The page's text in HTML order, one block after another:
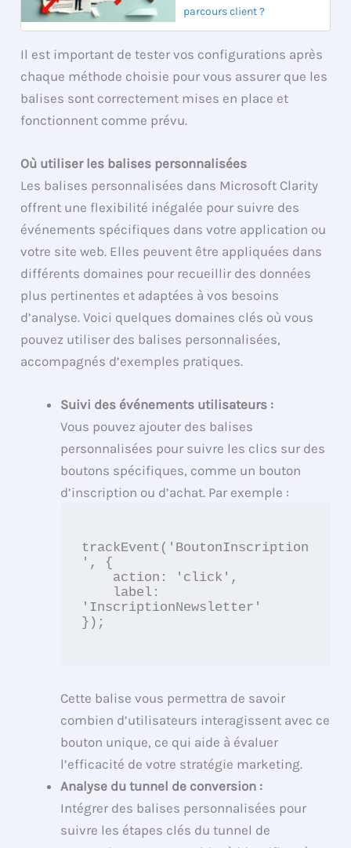
parcours client ?
Il est important de tester vos configurations après
chaque méthode choisie pour vous assurer que les
balises sont correctement mises en place et
fonctionnent comme prévu.
Où utiliser les balises personnalisées
Les balises personnalisées dans Microsoft Clarity
offrent une flexibilité inégalée pour suivre des
événements spécifiques dans votre application ou
votre site web. Elles peuvent être appliquées dans
différents domaines pour recueillir des données
plus pertinentes et adaptées à vos besoins
d’analyse. Voici quelques domaines clés où vous
pouvez utiliser des balises personnalisées,
accompagnés d’exemples pratiques.
Suivi des événements utilisateurs :
Vous pouvez ajouter des balises
personnalisées pour suivre les clics sur des
boutons spécifiques, comme un bouton
d’inscription ou d’achat. Par exemple :
trackEvent('BoutonInscription
', {
'InscriptionNewsletter'
});
Cette balise vous permettra de savoir
combien d’utilisateurs interagissent avec ce
bouton unique, ce qui aide à évaluer
l’efficacité de votre stratégie marketing.
Analyse du tunnel de conversion :
Intégrer des balises personnalisées pour
suivre les étapes clés du tunnel de